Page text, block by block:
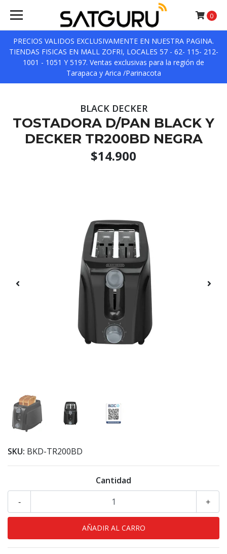
PRECIOS VALIDOS EXCLUSIVAMENTE EN NUESTRA PAGINA.
TIENDAS FISICAS EN MALL ZOFRI, LOCALES 57 - 62- 115- 212-
1001 - 1051 Y 5197. Ventas exclusivas para la región de
Tarapaca y Arica /Parinacota
0
BLACK DECKER
TOSTADORA D/PAN BLACK Y
DECKER TR200BD NEGRA
$14.900
SKU: BKD-TR200BD
Cantidad
+
-